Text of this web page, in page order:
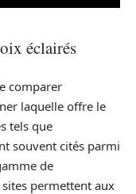
éclairés
comparer
laquelle offre le
tels que
souvent cités parmi
de
sites permettent aux